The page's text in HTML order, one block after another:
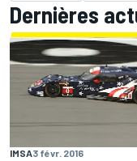
Dernières
IMSA3 févr. 2016